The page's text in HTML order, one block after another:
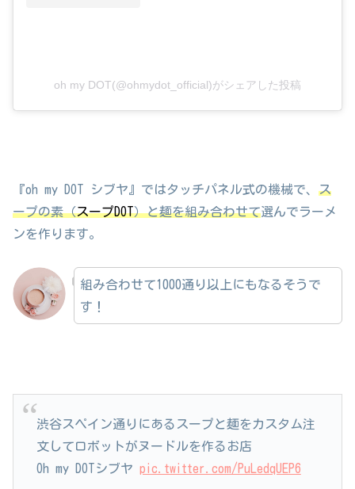
oh my DOT(@ohmydot_official)がシェアした投稿
『oh my DOT シブヤ』ではタッチパネル式の機械で、 ス
ープの素（スープDOT）と麺を組み合わせて選んでラーメ
ンを作ります。
組み合わせて1000通り以上にもなるそうで
す！
渋谷スペイン通りにあるスープと麺をカスタム注
文してロボットがヌードルを作るお店
Oh my DOTシブヤ pic.twitter.com/PuLedqUEP6